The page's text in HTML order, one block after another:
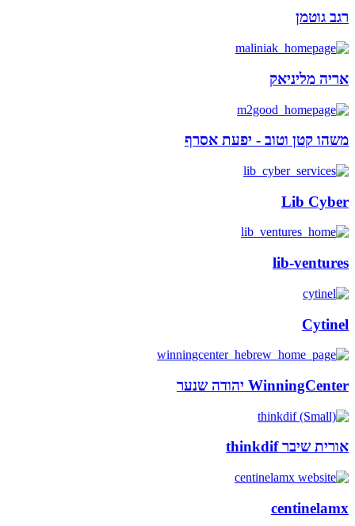
רגב גוטמן
אריה מליניאק
משהו קטן וטוב - יפעת אסרף
Lib Cyber
lib-ventures
Cytinel
WinningCenter יהודה שנער
אורית שיבר thinkdif
centinelamx